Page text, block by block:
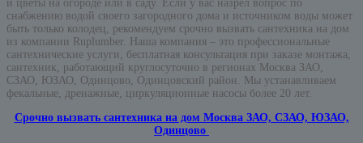
и цветы на огороде или в саду. Если у вас назрел вопрос по
снабжению водой своего загородного дома и источником воды может
быть только колодец, рекомендуем срочно вызвать сантехника на дом
из компании Ruplumber. Наша компания – это профессиональные
сантехнические услуги, бесплатная консультация при заказе монтажа,
сантехник, работающий круглосуточно в регионах Москва ЗАО,
СЗАО, ЮЗАО, Одинцово, Одинцовский район. Мы устанавливаем
фекальные, дренажные, циркуляционные насосы более 20 лет.
Срочно вызвать сантехника на дом Москва ЗАО, СЗАО, ЮЗАО,
Одинцово